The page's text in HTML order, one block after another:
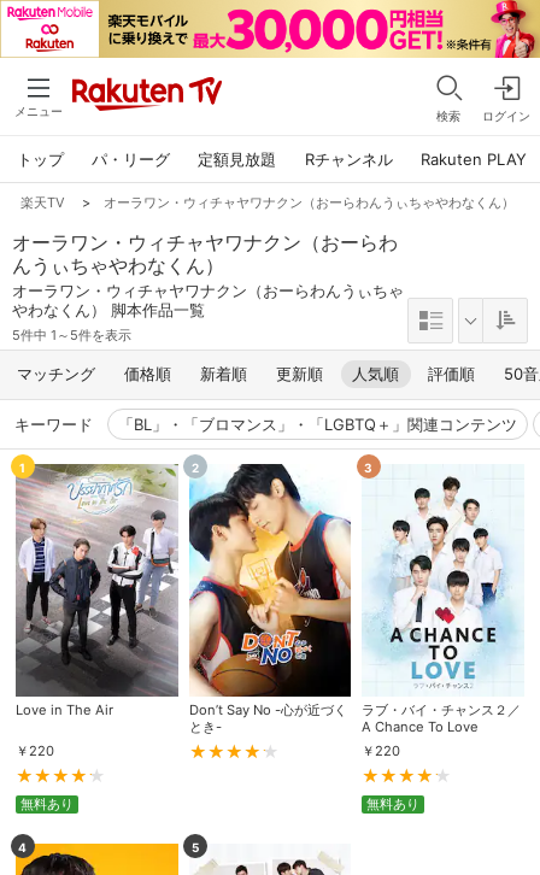
メニュー 検索 ログイン
トップ パ・リーグ 定額見放題 Rチャンネル Rakuten PLAY
楽天TV > オーラワン・ウィチャヤワナクン（おーらわんうぃちゃやわなくん）
オーラワン・ウィチャヤワナクン（おーらわ
んうぃちゃやわなくん）
オーラワン・ウィチャヤワナクン（おーらわんうぃちゃ
やわなくん） 脚本作品一覧
5件中 1～5件を表示
マッチング 価格順 新着順 更新順 人気順 評価順 50
キーワード 「BL」・「ブロマンス」・「LGBTQ＋」関連コンテンツ
1
Love in The Air
￥ 220
無料あり
2
Don’t Say No -心が近づく
とき-
3
ラブ・バイ・チャンス２／
A Chance To Love
￥ 220
無料あり
4 5